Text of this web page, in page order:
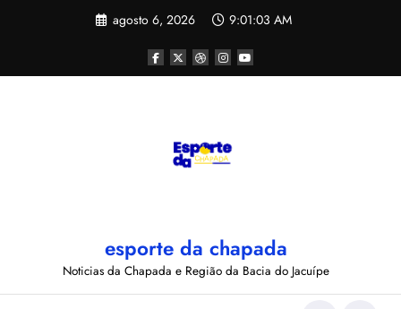
agosto 6, 2026 9:01:03 AM
esporte da chapada
Noticias da Chapada e Região da Bacia do Jacuípe